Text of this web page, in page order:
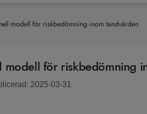
modell för riskbedömning inom tandvården
för riskbedömning
2025-03-31